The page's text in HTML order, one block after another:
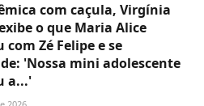
com caçula, Virgínia
o que Maria Alice
com Zé Felipe e se
'Nossa mini adolescente
a...'